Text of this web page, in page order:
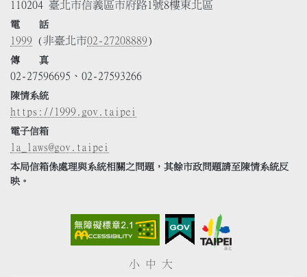
110204 臺北市信義區市府路1號8樓東北區
電 話
1999 (非臺北市02-27208889)
傳 真
02-27596695、02-27593266
陳情系統
https://1999.gov.taipei
電子信箱
la_laws@gov.taipei
本局信箱係處理與系統相關之問題，其餘市政問題請至陳情系統反
映。
小 中 大